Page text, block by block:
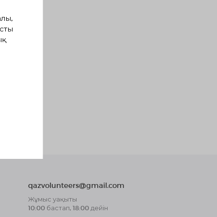
qazvolunteers@gmail.com
Жұмыс уақыты
10:00 бастап, 18:00 дейін